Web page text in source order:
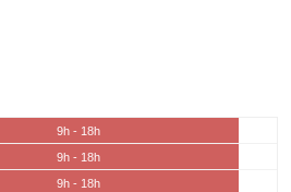
9h - 18h
9h - 18h
9h - 18h